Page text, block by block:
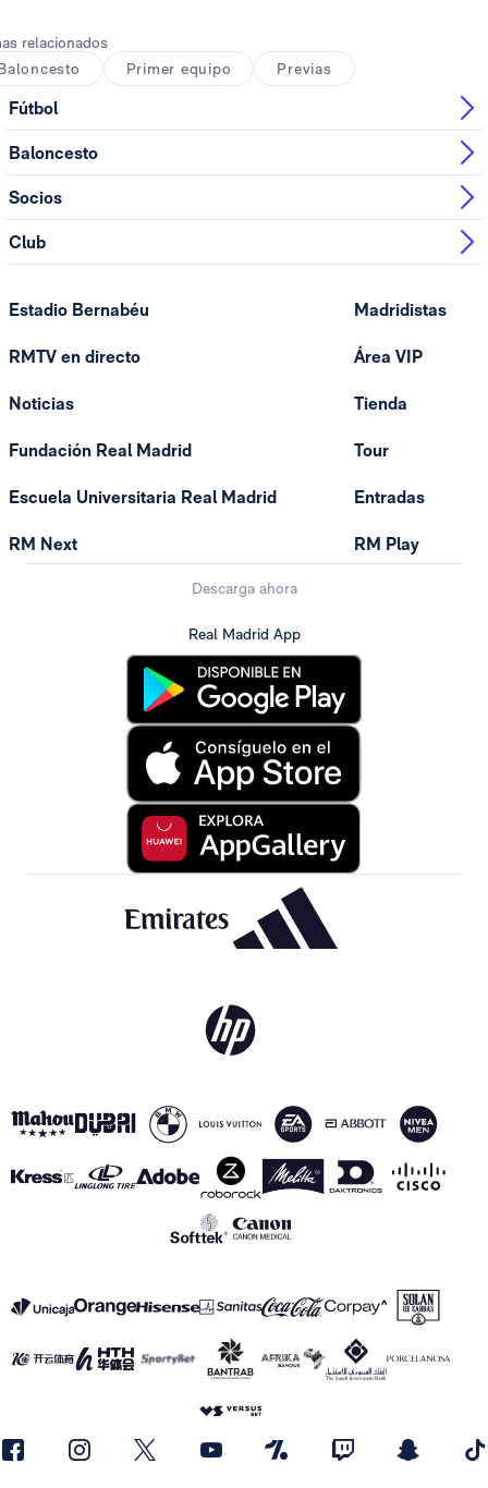
relacionados
Primer equipo Previas
Fútbol
Baloncesto
Socios
Club
Estadio Bernabéu
RMTV en directo
Noticias
Fundación Real Madrid
Escuela Universitaria Real Madrid
RM Next
Madridistas
Área VIP
Tienda
Tour
Entradas
RM Play
Descarga ahora
Real Madrid App